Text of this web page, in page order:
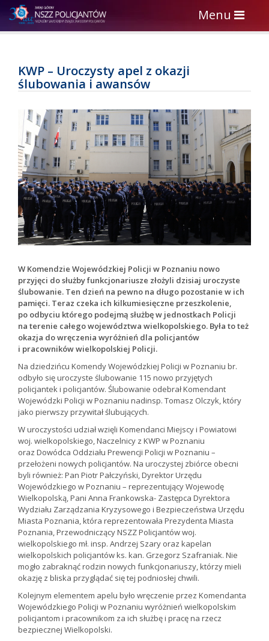
Toggle
navigation
Menu
KWP – Uroczysty apel z okazji
ślubowania i awansów
W Komendzie Wojewódzkiej Policji w Poznaniu nowo
przyjęci do służby funkcjonariusze złożyli dzisiaj uroczyste
ślubowanie. Ten dzień na pewno na długo pozostanie w ich
pamięci. Teraz czeka ich kilkumiesięczne przeszkolenie,
po odbyciu którego podejmą służbę w jednostkach Policji
na terenie całego województwa wielkopolskiego. Była to też
okazja do wręczenia wyróżnień dla policjantów
i pracowników wielkopolskiej Policji.
Na dziedzińcu Komendy Wojewódzkiej Policji w Poznaniu br.
odbyło się uroczyste ślubowanie 115 nowo przyjętych
policjantek i policjantów. Ślubowanie odebrał Komendant
Wojewódzki Policji w Poznaniu nadinsp. Tomasz Olczyk, który
jako pierwszy przywitał ślubujących.
W uroczystości udział wzięli Komendanci Miejscy i Powiatowi
woj. wielkopolskiego, Naczelnicy z KWP w Poznaniu
oraz Dowódca Oddziału Prewencji Policji w Poznaniu –
przełożeni nowych policjantów. Na uroczystej zbiórce obecni
byli również: Pan Piotr Pałczyński, Dyrektor Urzędu
Wojewódzkiego w Poznaniu – reprezentujący Wojewodę
Wielkopolską, Pani Anna Frankowska- Zastępca Dyrektora
Wydziału Zarządzania Kryzysowego i Bezpieczeństwa Urzędu
Miasta Poznania, która reprezentowała Prezydenta Miasta
Poznania, Przewodniczący NSZZ Policjantów woj.
wielkopolskiego mł. insp. Andrzej Szary oraz kapelan
wielkopolskich policjantów ks. kan. Grzegorz Szafraniak. Nie
mogło zabraknąć rodzin nowych funkcjonariuszy, którzy mieli
okazję z bliska przyglądać się tej podniosłej chwili.
Kolejnym elementem apelu było wręczenie przez Komendanta
Wojewódzkiego Policji w Poznaniu wyróżnień wielkopolskim
policjantom i pracownikom za ich służbę i pracę na rzecz
bezpiecznej Wielkopolski.